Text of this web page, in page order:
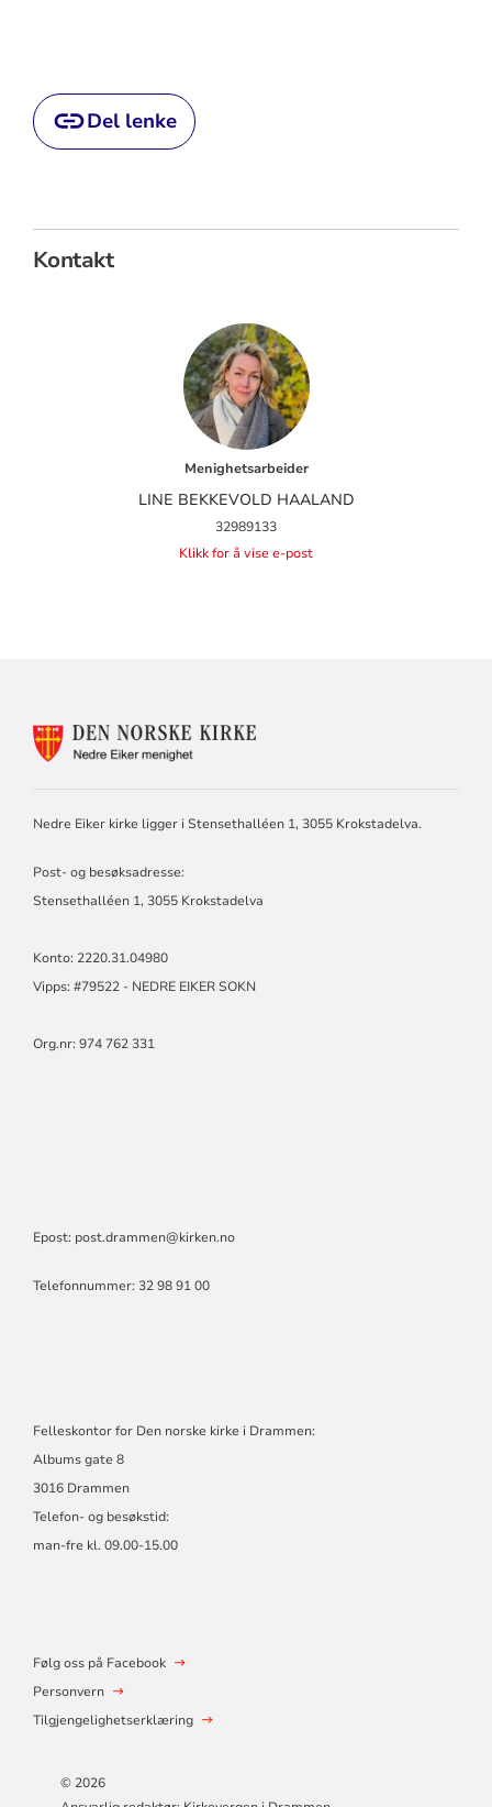
Del lenke
Kontakt
Menighetsarbeider
LINE BEKKEVOLD HAALAND
32989133
Klikk for å vise e-post
MENIGHET
Nedre Eiker kirke ligger i Stensethalléen 1, 3055 Krokstadelva.
Post- og besøksadresse:
Stensethalléen 1, 3055 Krokstadelva
Konto: 2220.31.04980
Vipps: #79522 - NEDRE EIKER SOKN
Org.nr: 974 762 331
Epost: post.drammen@kirken.no
Telefonnummer: 32 98 91 00
Felleskontor for Den norske kirke i Drammen:
Albums gate 8
3016 Drammen
Telefon- og besøkstid:
man-fre kl. 09.00-15.00
Følg oss på Facebook
Personvern
Tilgjengelighetserklæring
© 2026